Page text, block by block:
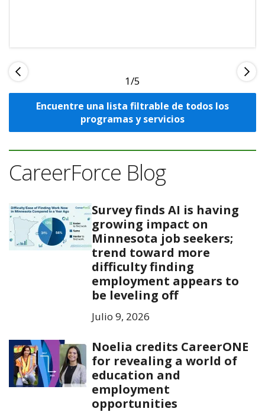
1
Encuentre una lista filtrable de todos los
programas y servicios
CareerForce Blog
Survey finds AI is having
growing impact on
Minnesota job seekers;
trend toward more
difficulty finding
employment appears to
be leveling off
Julio 9, 2026
Noelia credits CareerONE
for revealing a world of
education and
employment
opportunities